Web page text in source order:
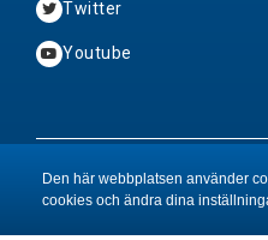
Twitter
Youtube
2026 © Copyright
&
Den här webbplatsen använder
cookies och ändra dina